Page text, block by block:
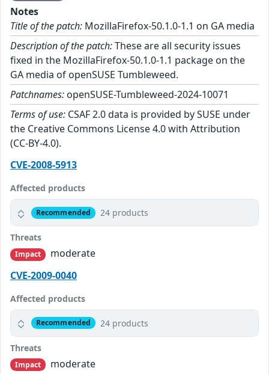
Notes
Title of the patch: MozillaFirefox-50.1.0-1.1 on GA media
Description of the patch:These are all security issues
fixed in the MozillaFirefox-50.1.0-1.1 package on the
GA media of openSUSE Tumbleweed.
Patchnames: openSUSE-Tumbleweed-2024-10071
Terms of use: CSAF 2.0 data is provided by SUSE under
the Creative Commons License 4.0 with Attribution
(CC-BY-4.0).
CVE-2008-5913
Affected products
Recommended 24 products
Threats
Impact
moderate
CVE-2009-0040
Affected products
Recommended 24 products
Threats
Impact
moderate